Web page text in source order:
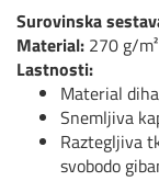
Surovinska
Material: 270 g/m²
Lastnosti:
Material
Snemljiva
Raztegljiva
svobodo